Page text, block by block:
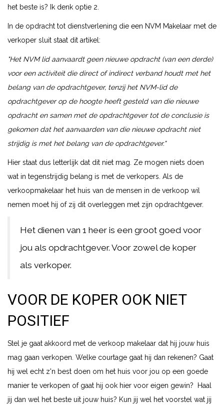
het beste is? Ik denk optie 2.
In de opdracht tot dienstverlening die een NVM Makelaar met de
verkoper sluit staat dit artikel:
"Het NVM lid aanvaardt geen nieuwe opdracht (van een derde)
voor een activiteit die direct of indirect verband houdt met het
belang van de opdrachtgever, tenzij het NVM-lid de
opdrachtgever op de hoogte heeft gesteld van die nieuwe
opdracht en samen met de opdrachtgever tot de conclusie is
gekomen dat het aanvaarden van die nieuwe opdracht niet
strijdig is met het belang van de opdrachtgever."
Hier staat dus letterlijk dat dit niet mag. Ze mogen niets doen
wat in tegenstrijdig belang is met de verkopers. Als de
verkoopmakelaar het huis van de mensen in de verkoop wil
nemen moet hij of zij dit overleggen met zijn opdrachtgever.
Het dienen van 1 heer is een groot goed voor
jou als opdrachtgever. Voor zowel de koper
als verkoper.
VOOR DE KOPER OOK NIET
POSITIEF
Stel je gaat akkoord met de verkoop makelaar dat hij jouw huis
mag gaan verkopen. Welke courtage gaat hij dan rekenen? Gaat
hij wel echt z'n best doen om het huis voor jou op een goede
manier te verkopen of gaat hij ook hier voor eigen gewin? Haal
jij dan wel het beste uit jouw huis? Kun jij wel het voorstel wat jij